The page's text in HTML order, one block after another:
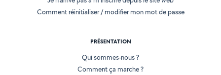
Comment réinitialiser / modifier mon mot de passe
PRÉSENTATION
Qui sommes-nous ?
Comment ça marche ?